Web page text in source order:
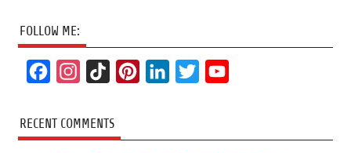
FOLLOW ME:
c
e
s
t
k
T
t
k
t
T
RECENT COMMENTS